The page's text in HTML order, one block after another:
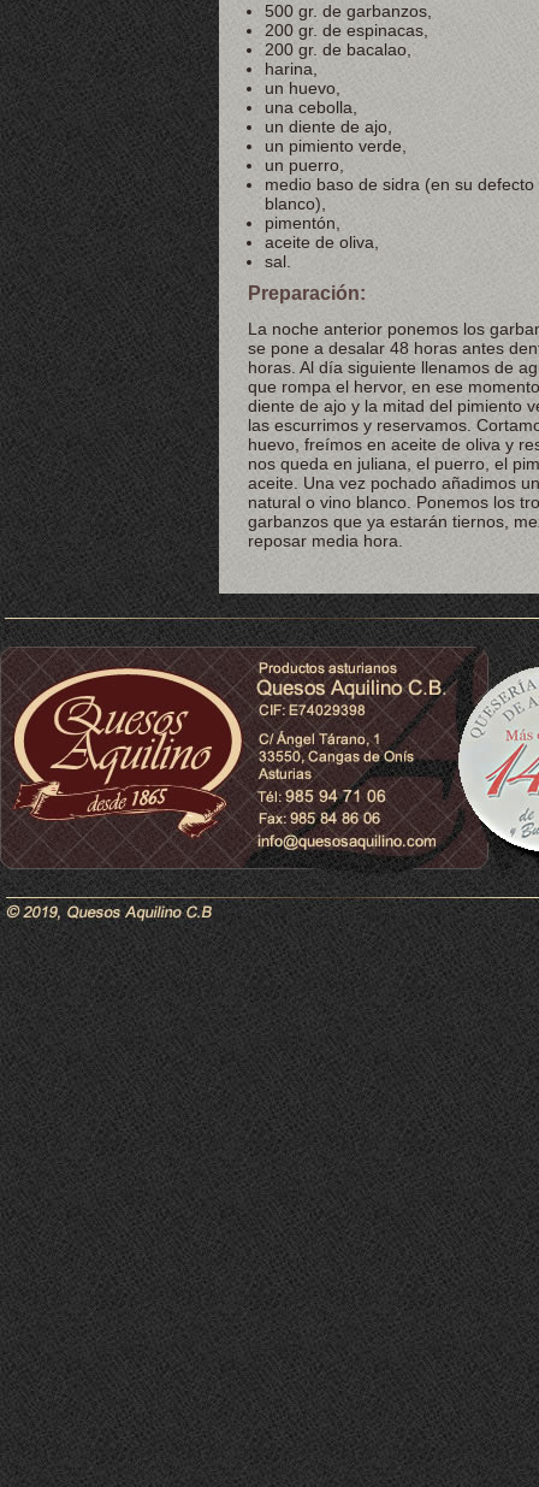
500 gr. de garbanzos,
200 gr. de espinacas,
200 gr. de bacalao,
harina,
un huevo,
una cebolla,
un diente de ajo,
un pimiento verde,
un puerro,
medio baso de sidra (en su defecto
blanco),
pimentón,
aceite de oliva,
sal.
Preparación:
La noche anterior ponemos los
se pone a desalar 48 horas antes
horas. Al día siguiente llenamos de
que rompa el hervor, en ese
diente de ajo y la mitad del pimiento
las escurrimos y reservamos.
huevo, freímos en aceite de oliva y
nos queda en juliana, el puerro, el
aceite. Una vez pochado añadimos
natural o vino blanco. Ponemos los
garbanzos que ya estarán tiernos,
reposar media hora.